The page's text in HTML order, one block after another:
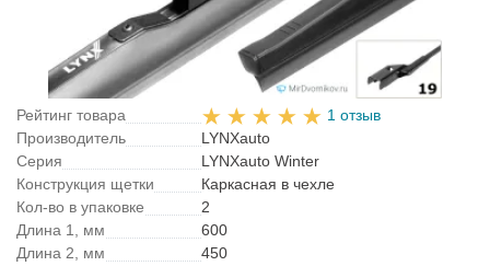
Рейтинг товара
1 отзыв
Производитель
LYNXauto
Серия
LYNXauto Winter
Конструкция щетки
Каркасная в чехле
Кол-во в упаковке
2
Длина 1, мм
600
Длина 2, мм
450